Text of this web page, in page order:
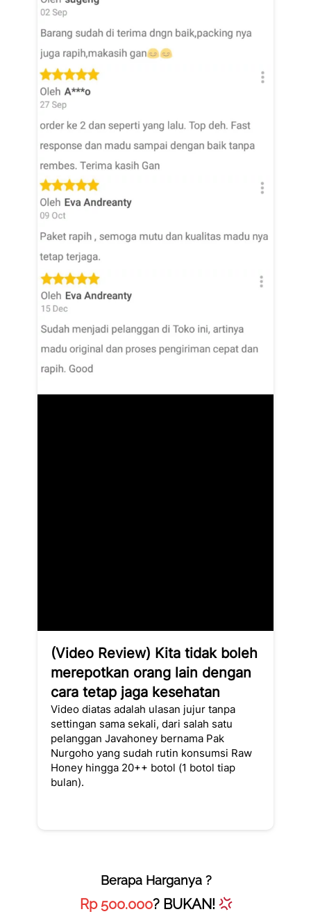
(Video Review) Kita tidak boleh
merepotkan orang lain dengan
cara tetap jaga kesehatan
Video diatas adalah ulasan jujur tanpa
settingan sama sekali, dari salah satu
pelanggan Javahoney bernama Pak
Nurgoho yang sudah rutin konsumsi Raw
Honey hingga 20++ botol (1 botol tiap
bulan).
Berapa Harganya ?
Rp 500.000? BUKAN!